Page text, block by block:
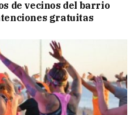
de vecinos del barrio
gratuitas